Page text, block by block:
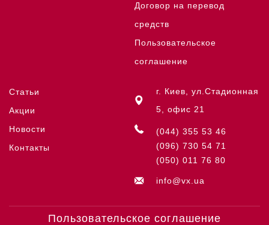
Договор на перевод
средств
Пользовательское
соглашение
Статьи
Акции
Новости
Контакты
г. Киев, ул.Стадионная
5, офис 21
(044) 355 53 46
(096) 730 54 71
(050) 011 76 80
info@vx.ua
Пользовательское соглашение